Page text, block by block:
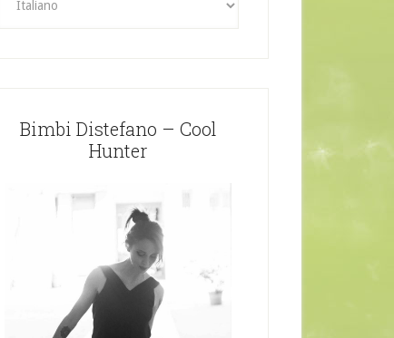
Bimbi Distefano – Cool
Hunter